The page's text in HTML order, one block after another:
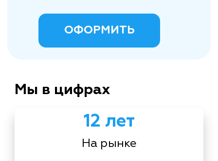
ОФОРМИТЬ
Мы в цифрах
12 лет
На рынке